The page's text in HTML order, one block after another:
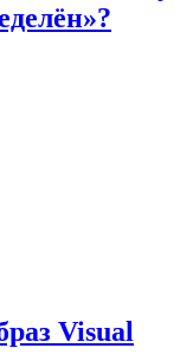
Visual